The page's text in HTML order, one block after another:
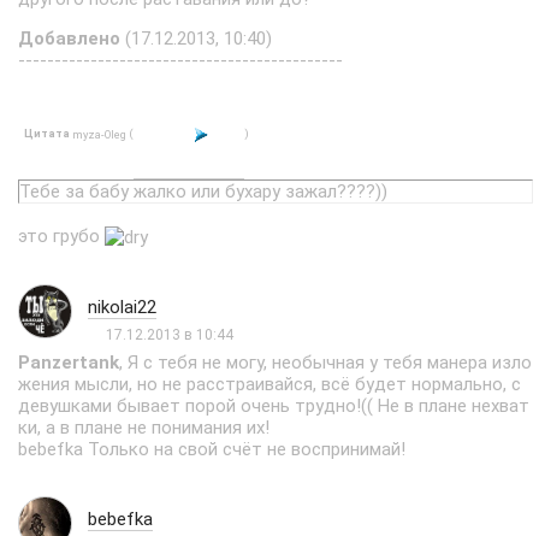
Добавлено (17.12.2013, 10:40)
---------------------------------------------
Цитата myza-Oleg ( )
Тебе за бабу жалко или бухару зажал????))
это грубо
nikolai22
17.12.2013 в 10:44
Panzertank, Я с тебя не могу, необычная у тебя манера изло
жения мысли, но не расстраивайся, всё будет нормально, с
девушками бывает порой очень трудно!(( Не в плане нехват
ки, а в плане не понимания их!
bebefka Только на свой счёт не воспринимай!
bebefka